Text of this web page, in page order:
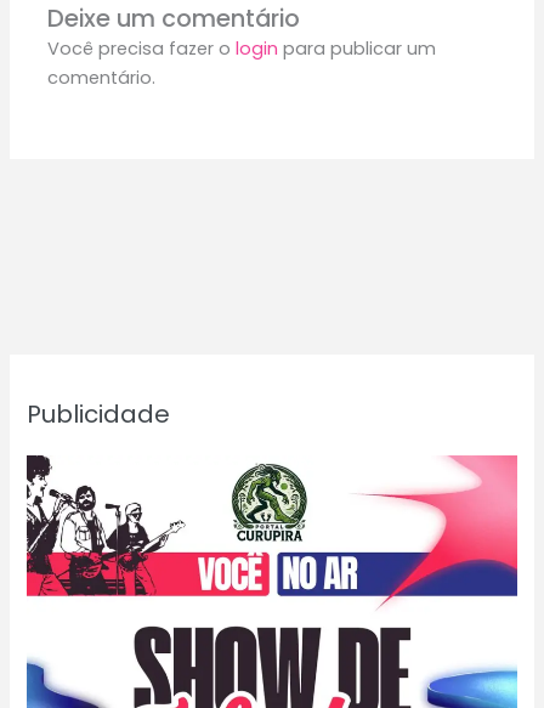
Publicidade
Deixe um comentário
Você precisa fazer ologin para publicar um
comentário.